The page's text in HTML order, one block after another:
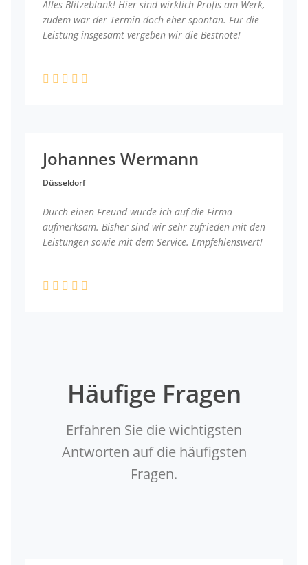
Alles Blitzeblank! Hier sind wirklich Profis am Werk,
zudem war der Termin doch eher spontan. Für die
Leistung insgesamt vergeben wir die Bestnote!
Johannes Wermann
Düsseldorf
Durch einen Freund wurde ich auf die Firma
aufmerksam. Bisher sind wir sehr zufrieden mit den
Leistungen sowie mit dem Service. Empfehlenswert!
Häufige Fragen
Erfahren Sie die wichtigsten
Antworten auf die häufigsten
Fragen.